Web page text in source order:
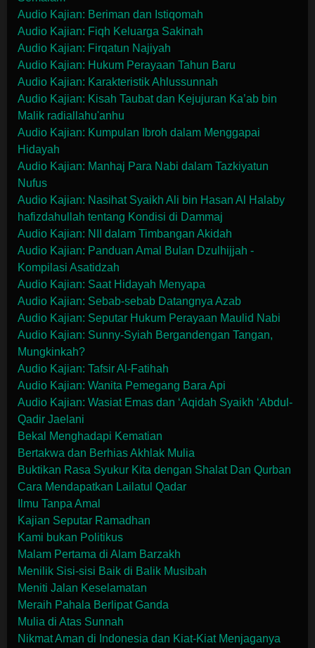
Audio Kajian: Beriman dan Istiqomah
Audio Kajian: Fiqh Keluarga Sakinah
Audio Kajian: Firqatun Najiyah
Audio Kajian: Hukum Perayaan Tahun Baru
Audio Kajian: Karakteristik Ahlussunnah
Audio Kajian: Kisah Taubat dan Kejujuran Ka’ab bin
Malik radiallahu'anhu
Audio Kajian: Kumpulan Ibroh dalam Menggapai
Hidayah
Audio Kajian: Manhaj Para Nabi dalam Tazkiyatun
Nufus
Audio Kajian: Nasihat Syaikh Ali bin Hasan Al Halaby
hafizdahullah tentang Kondisi di Dammaj
Audio Kajian: NII dalam Timbangan Akidah
Audio Kajian: Panduan Amal Bulan Dzulhijjah -
Kompilasi Asatidzah
Audio Kajian: Saat Hidayah Menyapa
Audio Kajian: Sebab-sebab Datangnya Azab
Audio Kajian: Seputar Hukum Perayaan Maulid Nabi
Audio Kajian: Sunny-Syiah Bergandengan Tangan,
Mungkinkah?
Audio Kajian: Tafsir Al-Fatihah
Audio Kajian: Wanita Pemegang Bara Api
Audio Kajian: Wasiat Emas dan ‘Aqidah Syaikh ‘Abdul-
Qadir Jaelani
Bekal Menghadapi Kematian
Bertakwa dan Berhias Akhlak Mulia
Buktikan Rasa Syukur Kita dengan Shalat Dan Qurban
Cara Mendapatkan Lailatul Qadar
Ilmu Tanpa Amal
Kajian Seputar Ramadhan
Kami bukan Politikus
Malam Pertama di Alam Barzakh
Menilik Sisi-sisi Baik di Balik Musibah
Meniti Jalan Keselamatan
Meraih Pahala Berlipat Ganda
Mulia di Atas Sunnah
Nikmat Aman di Indonesia dan Kiat-Kiat Menjaganya